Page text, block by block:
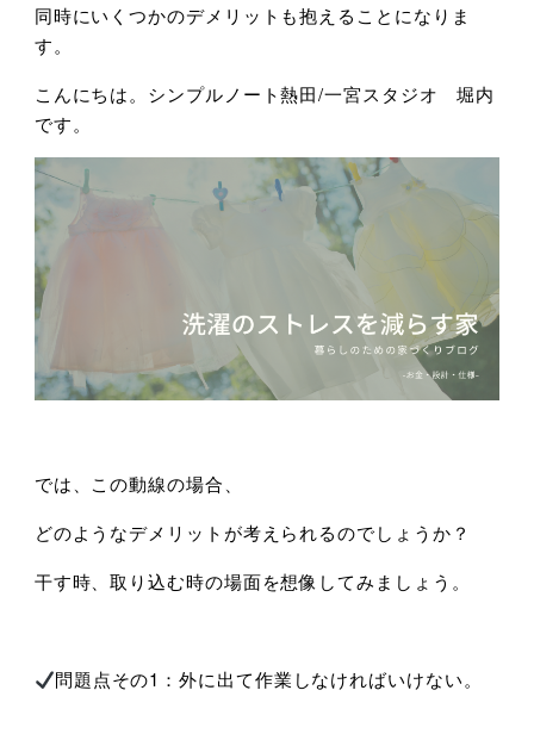
同時にいくつかのデメリットも抱えることになりま
す。
こんにちは。シンプルノート熱田/一宮スタジオ 堀内
です。
では、この動線の場合、
どのようなデメリットが考えられるのでしょうか？
干す時、取り込む時の場面を想像してみましょう。
問題点その1：外に出て作業しなければいけない。